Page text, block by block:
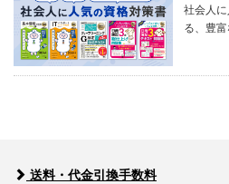
社会人
る、豊
送料・代金引換手数料